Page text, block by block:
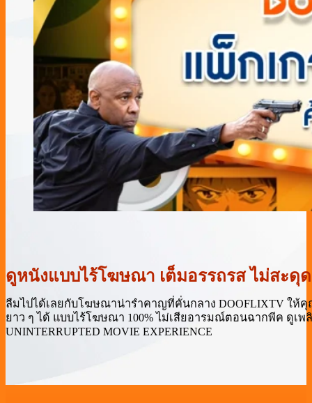
ดูหนังแบบไร้โฆษณา เต็มอรรถรส ไม่สะดุด
ลืมไปได้เลยกับโฆษณาน่ารำคาญที่คั่นกลาง DOOFLIXTV ให้
ยาว ๆ ได้ แบบไร้โฆษณา 100% ไม่เสียอารมณ์ตอนฉากพีค ดูเพ
UNINTERRUPTED MOVIE EXPERIENCE